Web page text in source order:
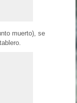
muerto), se